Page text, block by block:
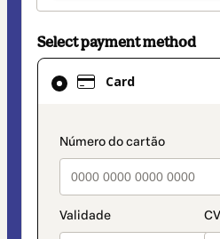
Select payment method
Card
Card
selected
method